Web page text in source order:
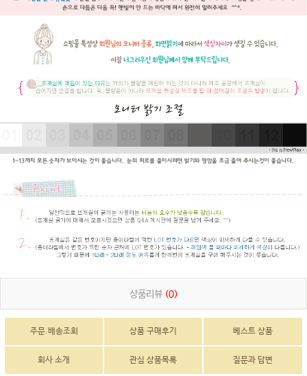
상품리뷰 (0)
주문.배송조회 상품 구매후기 베스트 상품
회사 소개 관심 상품목록 질문과 답변